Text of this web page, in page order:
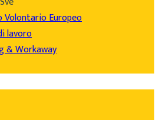
Volontario Europeo
lavoro
& Workaway